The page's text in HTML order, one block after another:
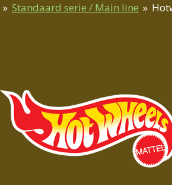
» Standaard serie / Main line »